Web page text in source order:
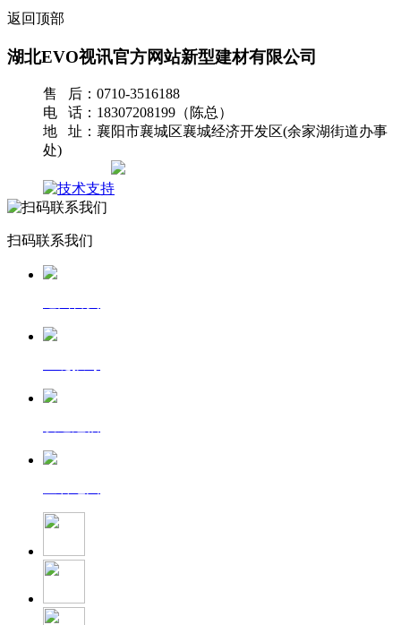
返回顶部
湖北EVO视讯官方网站新型建材有限公司
售 后：0710-3516188
电 话：18307208199（陈总）
地 址：襄阳市襄城区襄城经济开发区(余家湖街道办事
处)
扫码联系我们